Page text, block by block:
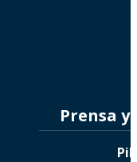
Prensa